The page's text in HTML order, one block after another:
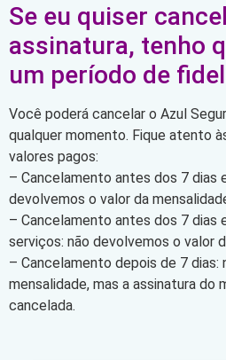
Se eu quiser
assinatura, tenho
um período de
Você poderá cancelar o Azul
qualquer momento. Fique atento
valores pagos:
– Cancelamento antes dos 7 dias
devolvemos o valor da
– Cancelamento antes dos 7 dias
serviços: não devolvemos o valor
– Cancelamento depois de 7 dias:
mensalidade, mas a assinatura do
cancelada.